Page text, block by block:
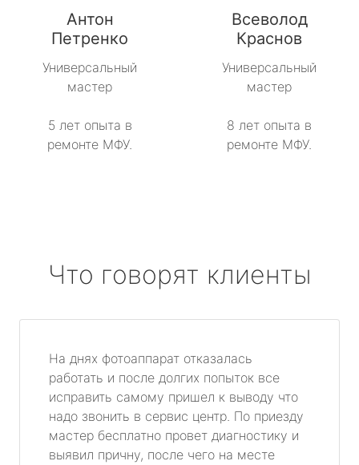
Антон
Петренко
Универсальный
мастер
5 лет опыта в
ремонте МФУ.
Всеволод
Краснов
Универсальный
мастер
8 лет опыта в
ремонте МФУ.
Что говорят клиенты
На днях фотоаппарат отказалась
работать и после долгих попыток все
исправить самому пришел к выводу что
надо звонить в сервис центр. По приезду
мастер бесплатно провет диагностику и
выявил причну, после чего на месте